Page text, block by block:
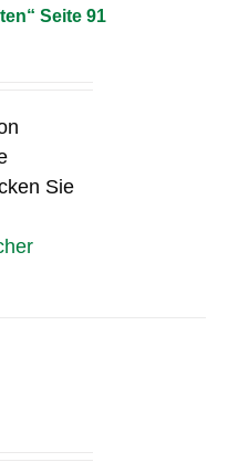
Seite 91
Sie